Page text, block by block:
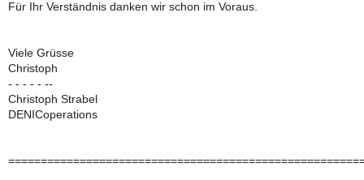
Für Ihr Verständnis danken wir schon im Voraus.
Viele Grüsse
Christoph
- - - - - --
Christoph Strabel
DENICoperations